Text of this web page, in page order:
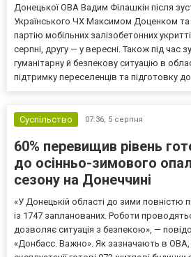
Донецької ОВА Вадим Філашкін після
Українського ЧХ Максимом Доценком
партію мобільних залізобетонних
серпні, другу — у вересні. Також під час
гуманітарну й безпекову ситуацію в
підтримку переселенців та підготовку
Суспільство 07:36, 5 серпня
60% перевищив рівень
до осінньо-зимового
сезону на Донеччині
«У Донецькій області до зими повністю
із 1747 запланованих. Роботи
дозволяє ситуація з безпекою», —
«Донбасс. Важно». Як зазначають в ОВА,